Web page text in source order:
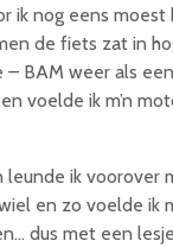
ik nog eens moest
de fiets zat in
– BAM weer als
voelde ik m’n
leunde ik voorover
en zo voelde ik
dus met een